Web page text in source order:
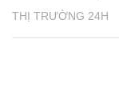
THỊ TRƯỜNG 24H